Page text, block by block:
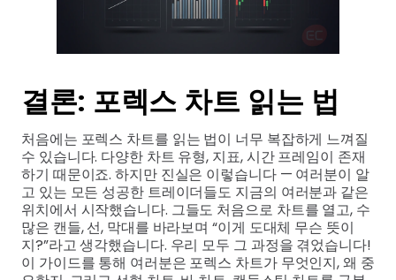
결론: 포렉스 차트 읽는 법
처음에는 포렉스 차트를 읽는 법이 너무 복잡하게 느껴질
수 있습니다. 다양한 차트 유형, 지표, 시간 프레임이 존재
하기 때문이죠. 하지만 진실은 이렇습니다 — 여러분이 알
고 있는 모든 성공한 트레이더들도 지금의 여러분과 같은
위치에서 시작했습니다. 그들도 처음으로 차트를 열고, 수
많은 캔들, 선, 막대를 바라보며 “이게 도대체 무슨 뜻이
지?”라고 생각했습니다. 우리 모두 그 과정을 겪었습니다!
이 가이드를 통해 여러분은 포렉스 차트가 무엇인지, 왜 중